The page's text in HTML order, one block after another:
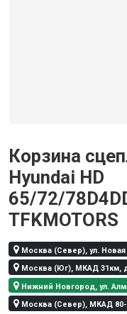
Корзина
Hyundai HD
65/72/
TFKMOTORS
Москва (Север), ул. Новая
Москва (Юг), МКАД 31км,
Нижний Новгород, ул.
Москва (Север), МКАД 80-